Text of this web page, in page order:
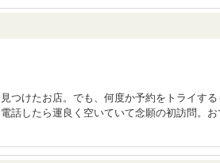
つけたお店。でも、何度か予約をトライす
話したら運良く空いていて念願の初訪問。お